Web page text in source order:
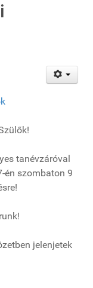
tanévzáróval
én szombaton 9
jelenjetek